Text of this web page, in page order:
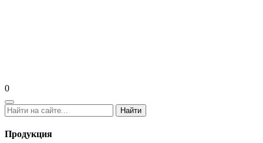
0
Найти
Продукция